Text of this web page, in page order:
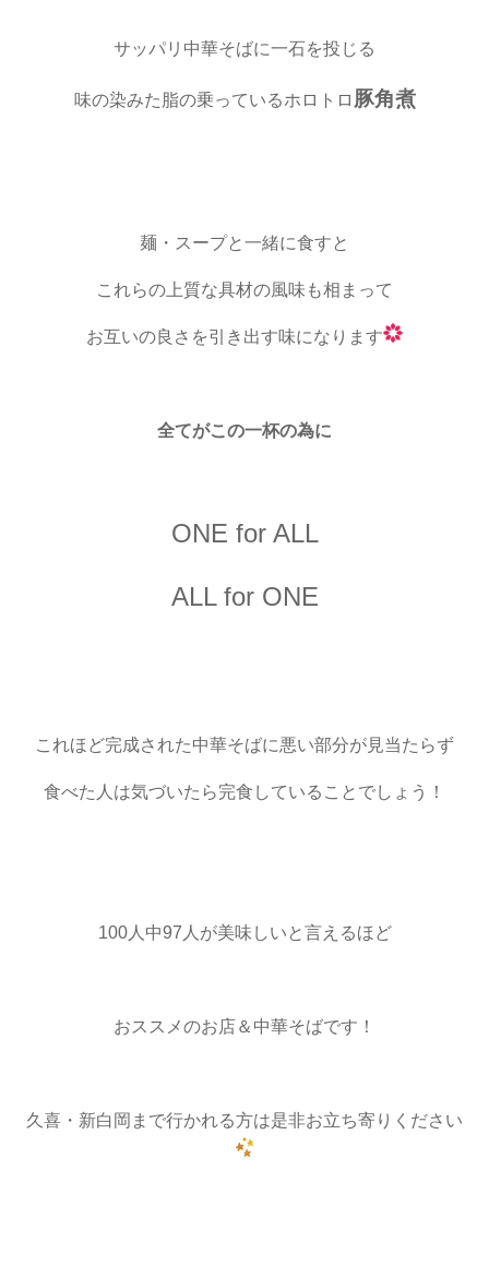
サッパリ中華そばに一石を投じる
味の染みた脂の乗っているホロトロ 豚角煮
麺・スープと一緒に食すと
これらの上質な具材の風味も相まって
お互いの良さを引き出す味になります
全てがこの一杯の為に
ONE for ALL
ALL for ONE
これほど完成された中華そばに悪い部分が見当たらず
食べた人は気づいたら完食していることでしょう！
100人中97人が美味しいと言えるほど
おススメのお店＆中華そばです！
久喜・新白岡まで行かれる方は是非お立ち寄りください